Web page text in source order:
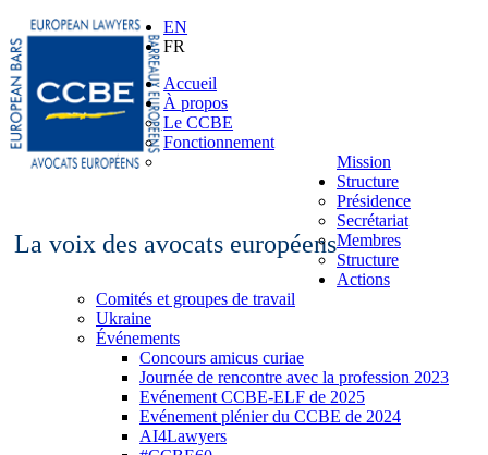
La voix des avocats européens
EN
FR
Accueil
À propos
Le CCBE
Fonctionnement
Mission
Structure
Présidence
Secrétariat
Membres
Structure
Actions
Comités et groupes de travail
Ukraine
Événements
Concours amicus curiae
Journée de rencontre avec la profession 2023
Evénement CCBE-ELF de 2025
Evénement plénier du CCBE de 2024
AI4Lawyers